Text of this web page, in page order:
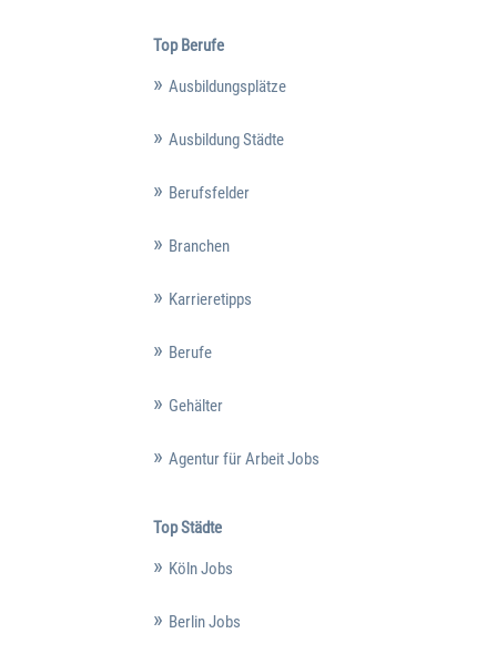
Top Berufe
Ausbildungsplätze
Ausbildung Städte
Berufsfelder
Branchen
Karrieretipps
Berufe
Gehälter
Agentur für Arbeit Jobs
Top Städte
Köln Jobs
Berlin Jobs